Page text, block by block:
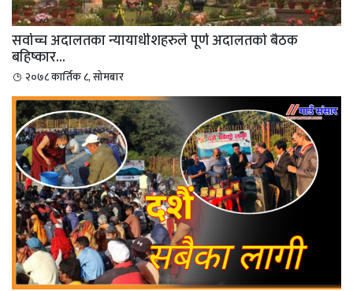
सर्वोच्च अदालतका न्यायाधीशहरुले पूर्ण अदालतको बैठक
बहिष्कार...
२०७८ कार्तिक ८, सोमबार